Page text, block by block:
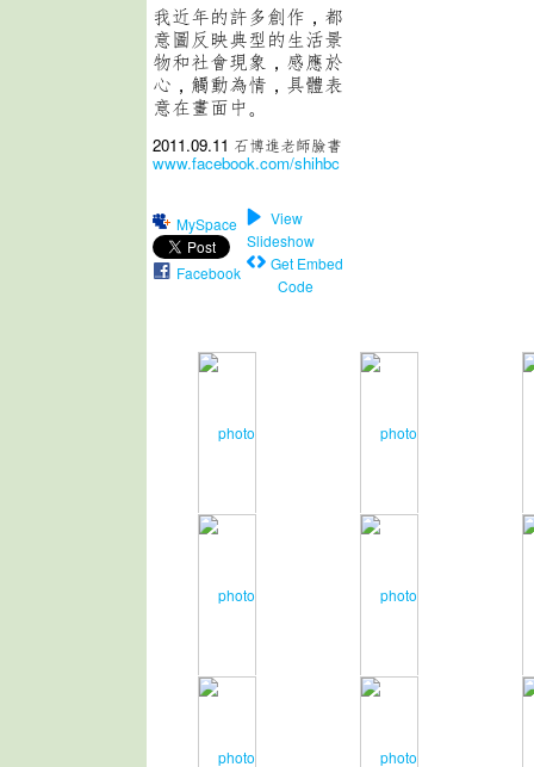
我近年的許多創作， 都
意圖反映典型的生活景
物和社會現象， 感應於
心，觸動為情，具體表
意在畫面中。
2011.09.11 石博進老師臉書
www.facebook.com/shihbc
MySpace
Facebook
View
Slideshow
Get Embed
Code